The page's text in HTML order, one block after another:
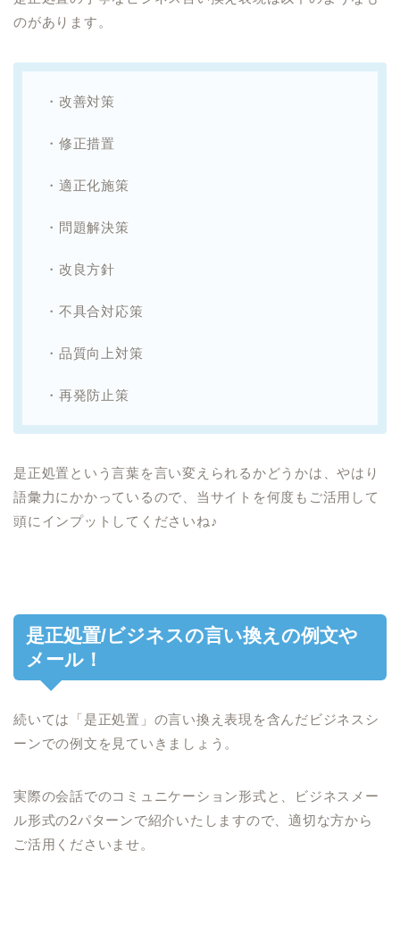
のがあります。
・改善対策
・修正措置
・適正化施策
・問題解決策
・改良方針
・不具合対応策
・品質向上対策
・再発防止策
是正処置という言葉を言い変えられるかどうかは、やはり
語彙力にかかっているので、当サイトを何度もご活用して
頭にインプットしてくださいね♪
是正処置/ビジネスの言い換えの例文や
メール！
続いては「是正処置」の言い換え表現を含んだビジネスシ
ーンでの例文を見ていきましょう。
実際の会話でのコミュニケーション形式と、ビジネスメー
ル形式の2パターンで紹介いたしますので、適切な方から
ご活用くださいませ。